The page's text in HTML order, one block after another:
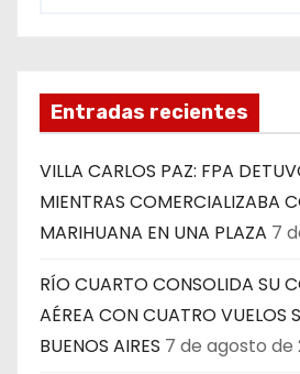
Entradas recientes
VILLA CARLOS PAZ: FPA
MIENTRAS COMERCIALIZABA
MARIHUANA EN UNA PLAZA 7
RÍO CUARTO CONSOLIDA SU
AÉREA CON CUATRO VUELOS
BUENOS AIRES 7 de agosto de